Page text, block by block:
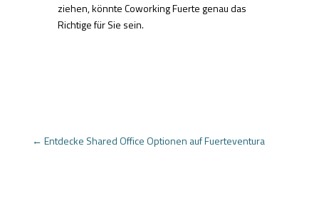
ziehen, könnte Coworking Fuerte genau das
Richtige für Sie sein.
← Entdecke Shared Office Optionen auf Fuerteventura